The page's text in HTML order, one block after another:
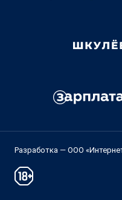
Разработка — ООО